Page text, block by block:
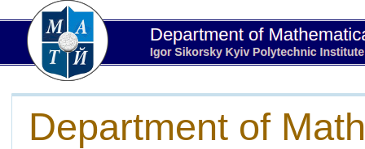
Department of